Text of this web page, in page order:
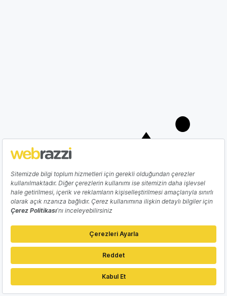
Meta'dan OpenAI ve Anthropic'e rakip
yapay zeka kodlama ajanı: Muse Code